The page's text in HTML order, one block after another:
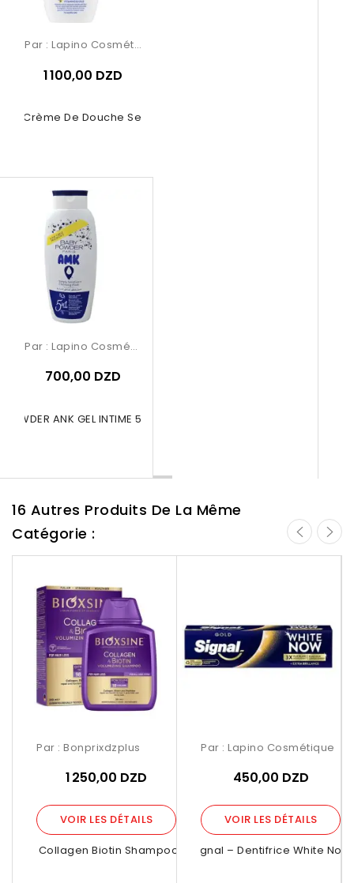
Crème De Douche Sensitive
Par : Lapino Cosmétique
1 100,00 DZD
ANK GEL INTIME 5IN1 BLEU...
Par : Lapino Cosmétique
700,00 DZD
16 Autres Produits De La Même
Catégorie :
Collagen Biotin Shampoo 300ml
Par : Bonprixdzplus
1 250,00 DZD
VOIR LES DÉTAILS
Signal – Dentifrice White Now
Par : Lapino Cosmétique
450,00 DZD
VOIR LES DÉTAILS